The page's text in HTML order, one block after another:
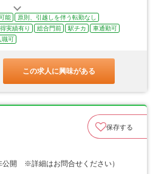
能
原則、引越しを伴う転勤なし
実績有り 総合門前 駅チカ
車通勤可
職可
この求人に興味がある
保存する
公開 ※詳細はお問合せください）